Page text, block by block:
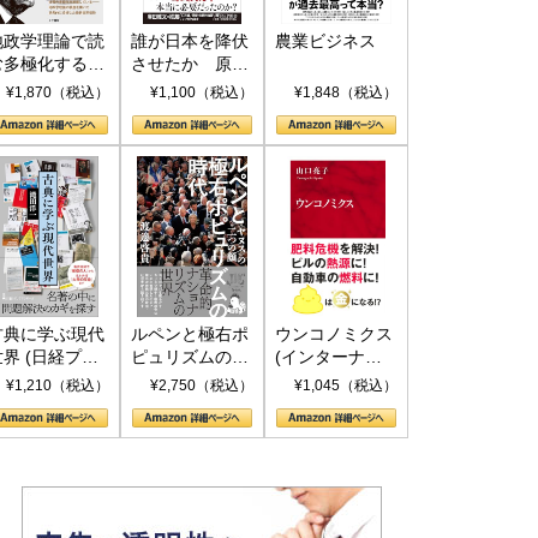
政学理論で読
多極化する世
トランプと
¥1,870（税込）
誰が日本を降伏
させたか 原爆
投下、ソ連参
(PHP新書)
¥1,100（税込）
農業ビジネス
¥1,848（税込）
典に学ぶ現代
界 (日経プレ
アシリーズ)
¥1,210（税込）
ルペンと極右ポ
ピュリズムの時
代：〈ヤヌス〉
¥2,750（税込）
ウンコノミクス
(インターナシ
ョナル新書)
¥1,045（税込）